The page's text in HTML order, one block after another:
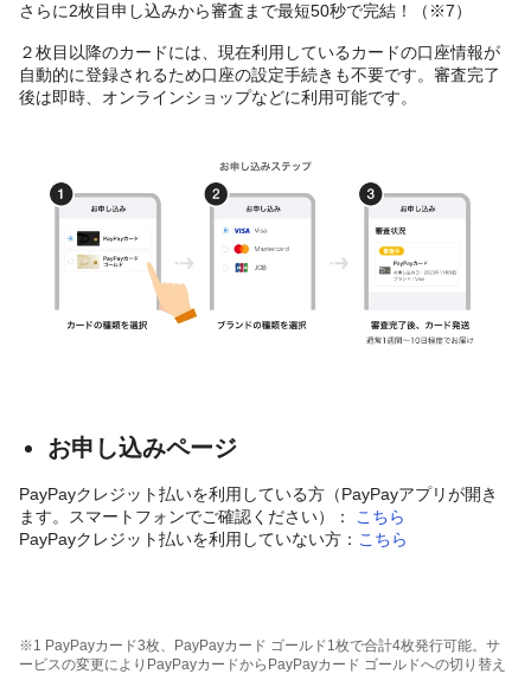
さらに2枚目申し込みから審査まで最短50秒で完結！（※7）
２枚目以降のカードには、現在利用しているカードの口座情報が
自動的に登録されるため口座の設定手続きも不要です。審査完了
後は即時、オンラインショップなどに利用可能です。
お申し込みページ
PayPayクレジット払いを利用している方（PayPayアプリが開き
ます。スマートフォンでご確認ください）：
こちら
PayPayクレジット払いを利用していない方： こちら
※1 PayPayカード3枚、PayPayカード ゴールド1枚で合計4枚発行可能。サ
ービスの変更によりPayPayカードからPayPayカード ゴールドへの切り替え